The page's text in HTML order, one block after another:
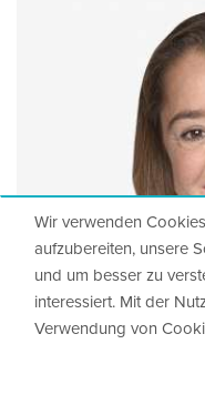
Wir verwenden
aufzubereiten, unsere
und um besser zu
interessiert. Mit der
Verwendung von